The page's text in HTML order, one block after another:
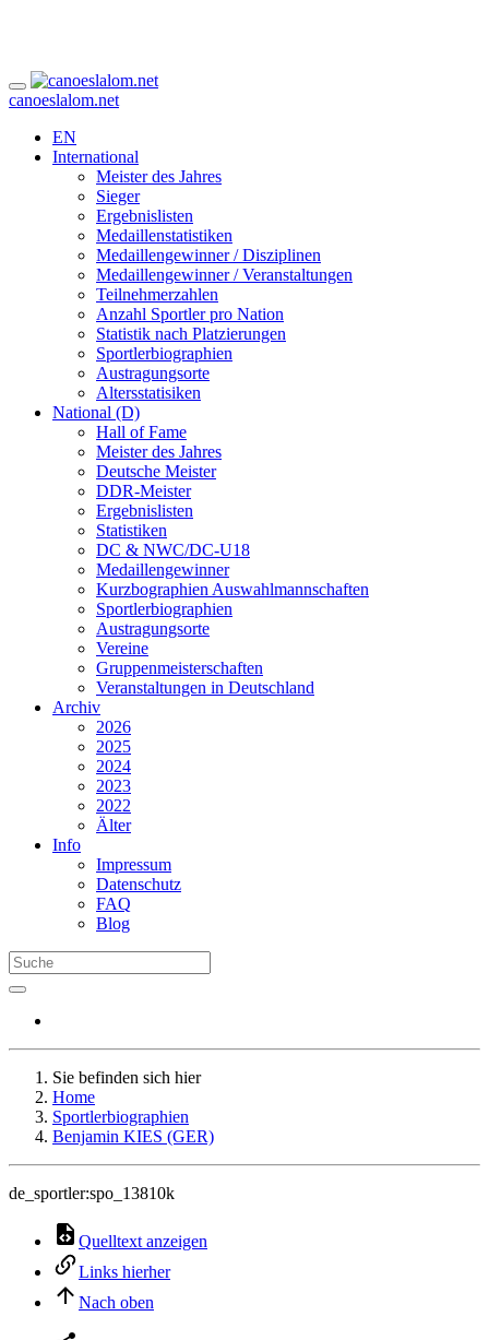
canoeslalom.net
EN
International
Meister des Jahres
Sieger
Ergebnislisten
Medaillenstatistiken
Medaillengewinner / Disziplinen
Medaillengewinner / Veranstaltungen
Teilnehmerzahlen
Anzahl Sportler pro Nation
Statistik nach Platzierungen
Sportlerbiographien
Austragungsorte
Altersstatisiken
National (D)
Hall of Fame
Meister des Jahres
Deutsche Meister
DDR-Meister
Ergebnislisten
Statistiken
DC & NWC/DC-U18
Medaillengewinner
Kurzbographien Auswahlmannschaften
Sportlerbiographien
Austragungsorte
Vereine
Gruppenmeisterschaften
Veranstaltungen in Deutschland
Archiv
2026
2025
2024
2023
2022
Älter
Info
Impressum
Datenschutz
FAQ
Blog
Sie befinden sich hier
Home
Sportlerbiographien
Benjamin KIES (GER)
de_sportler:spo_13810k
Quelltext anzeigen
Links hierher
Nach oben